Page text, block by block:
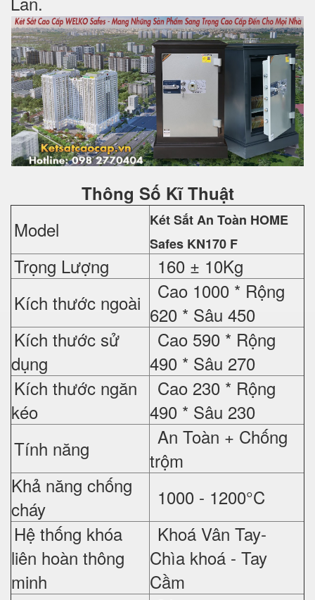
Thông Số Kĩ Thuật
Model
Két Sắt An Toàn HOME
Safes KN170 F
Trọng Lượng
160 ± 10Kg
Kích thước ngoài
Cao 1000 * Rộng
620 * Sâu 450
Kích thước sử
dụng
Cao 590 * Rộng
490 * Sâu 270
Kích thước ngăn
kéo
Cao 230 * Rộng
490 * Sâu 230
Tính năng
An Toàn + Chống
trộm
Khả năng chống
cháy
1000 - 1200°C
Hệ thống khóa
liên hoàn thông
minh
Khoá Vân Tay-
Chìa khoá - Tay
Cầm